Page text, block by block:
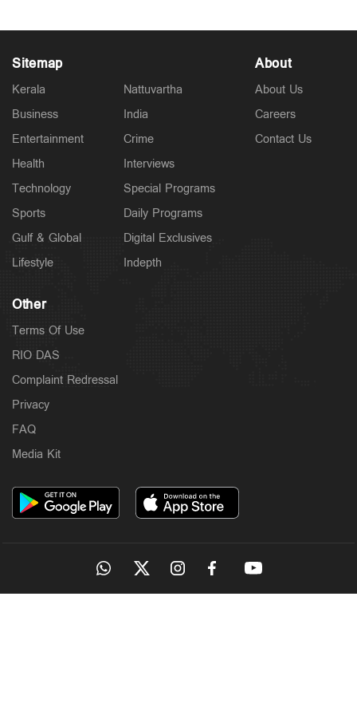
Sitemap
Kerala
Business
Entertainment
Health
Technology
Sports
Gulf & Global
Lifestyle
Nattuvartha
India
Crime
Interviews
Special Programs
Daily Programs
Digital Exclusives
Indepth
About
About Us
Careers
Contact Us
Other
Terms Of Use
RIO DAS
Complaint Redressal
Privacy
FAQ
Media Kit